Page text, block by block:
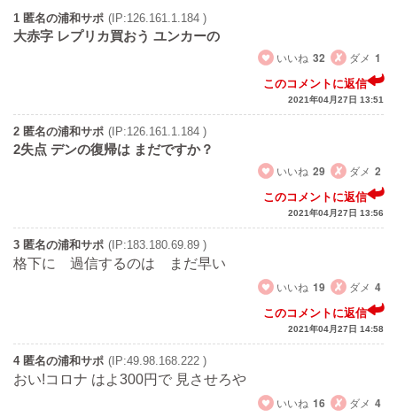
1 匿名の浦和サポ (IP:126.161.1.184 )
大赤字 レプリカ買おう ユンカーの
いいね 32 ダメ 1
このコメントに返信
2021年04月27日 13:51
2 匿名の浦和サポ (IP:126.161.1.184 )
2失点 デンの復帰は まだですか？
いいね 29 ダメ 2
このコメントに返信
2021年04月27日 13:56
3 匿名の浦和サポ (IP:183.180.69.89 )
格下に 過信するのは まだ早い
いいね 19 ダメ 4
このコメントに返信
2021年04月27日 14:58
4 匿名の浦和サポ (IP:49.98.168.222 )
おい!コロナ はよ300円で 見させろや
いいね 16 ダメ 4